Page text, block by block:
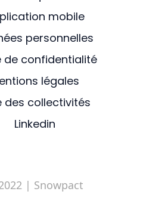
mobile
personnelles
de confidentialité
légales
des collectivités
Linkedin
| Snowpact